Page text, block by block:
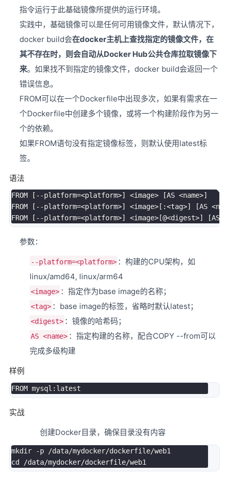
指令运行于此基础镜像所提供的运行环境。
实践中，基础镜像可以是任何可用镜像文件，默认情况下，
docker build会在docker主机上查找指定的镜像文件，在
其不存在时，则会自动从Docker Hub公共仓库拉取镜像下
来。如果找不到指定的镜像文件，docker build会返回一个
错误信息。
FROM可以在一个Dockerfile中出现多次，如果有需求在一
个Dockerfile中创建多个镜像，或将一个构建阶段作为另一
个的依赖。
如果FROM语句没有指定镜像标签，则默认使用latest标
签。
语法
FROM [ --platform=<platform>] <image> [AS <name>]
FROM
[ --platform=<platform>] <image> [ :<tag>] [AS <
FROM
[ --platform=<platform>] <image> [@<digest>] [AS
参数：
--platform=<platform> ：构建的CPU架构，如
linux/amd64, linux/arm64
<image> ：指定作为base image的名称；
<tag> ：base image的标签，省略时默认latest；
<digest> ：镜像的哈希码；
AS <name> ：指定构建的名称，配合COPY --from可以
完成多级构建
样例
实战
创建Docker目录，确保目录没有内容
mkdir -p
cd